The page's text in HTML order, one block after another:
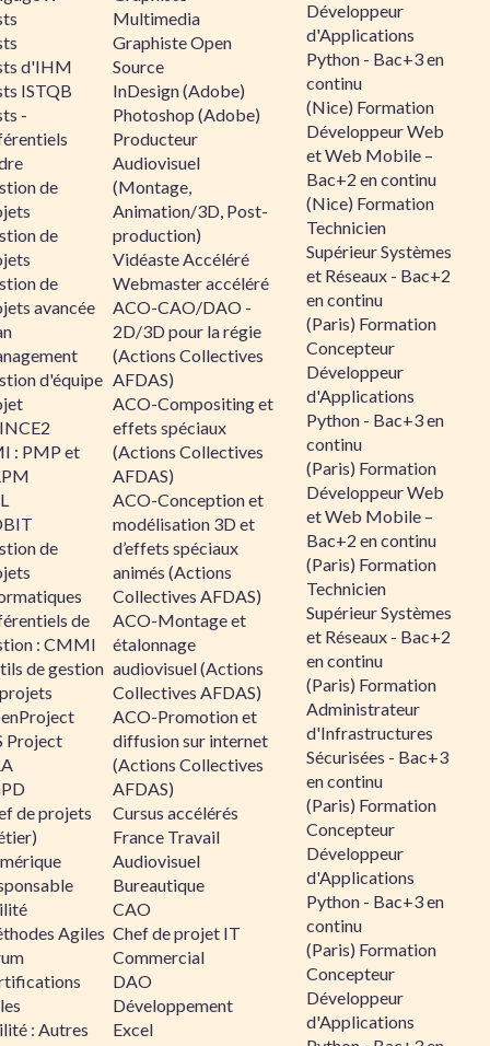
d'IHM
ISTQB
-
de
de
de
avancée
d'équipe
: PMP et
de
de
: CMMI
de gestion
Project
de projets
Agiles
: Autres
Multimedia
Graphiste Open
Source
InDesign (Adobe)
Photoshop (Adobe)
Producteur
Audiovisuel
(Montage,
Animation/3D, Post-
production)
Vidéaste Accéléré
Webmaster accéléré
ACO-CAO/DAO -
2D/3D pour la régie
(Actions Collectives
AFDAS)
ACO-Compositing et
effets spéciaux
(Actions Collectives
AFDAS)
ACO-Conception et
modélisation 3D et
d’effets spéciaux
animés (Actions
Collectives AFDAS)
ACO-Montage et
étalonnage
audiovisuel (Actions
Collectives AFDAS)
ACO-Promotion et
diffusion sur internet
(Actions Collectives
AFDAS)
Cursus accélérés
France Travail
Audiovisuel
Bureautique
CAO
Chef de projet IT
Commercial
DAO
Développement
Excel
Développeur
d'Applications
Python - Bac+3 en
continu
(Nice) Formation
Développeur Web
et Web Mobile –
Bac+2 en continu
(Nice) Formation
Technicien
Supérieur Systèmes
et Réseaux - Bac+2
en continu
(Paris) Formation
Concepteur
Développeur
d'Applications
Python - Bac+3 en
continu
(Paris) Formation
Développeur Web
et Web Mobile –
Bac+2 en continu
(Paris) Formation
Technicien
Supérieur Systèmes
et Réseaux - Bac+2
en continu
(Paris) Formation
Administrateur
d'Infrastructures
Sécurisées - Bac+3
en continu
(Paris) Formation
Concepteur
Développeur
d'Applications
Python - Bac+3 en
continu
(Paris) Formation
Concepteur
Développeur
d'Applications